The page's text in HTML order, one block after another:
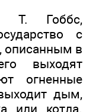
Т. Гоббс,
с
описанным в
выходят
огненные
дым,
или котла.